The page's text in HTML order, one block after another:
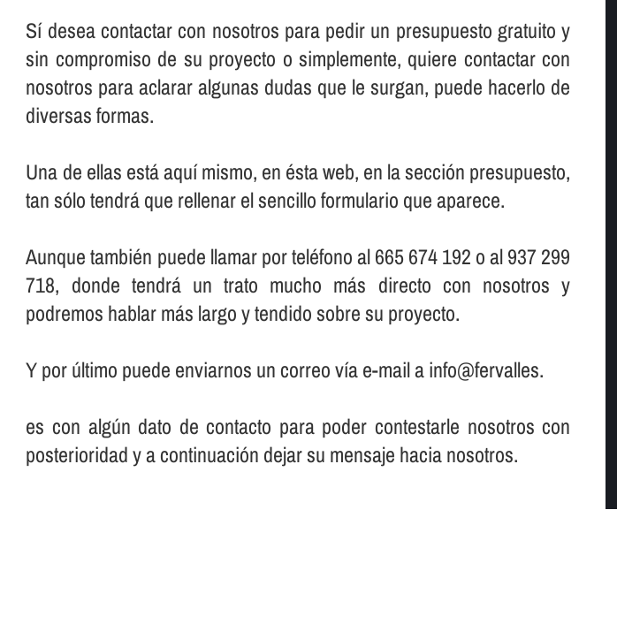
Sí­ desea contactar con nosotros para pedir un presupuesto gratuito y
sin compromiso de su proyecto o simplemente, quiere contactar con
nosotros para aclarar algunas dudas que le surgan, puede hacerlo de
diversas formas.
Una de ellas está aquí­ mismo, en ésta web, en la sección presupuesto,
tan sólo tendrá que rellenar el sencillo formulario que aparece.
Aunque también puede llamar por teléfono al 665 674 192 o al 937 299
718, donde tendrá un trato mucho más directo con nosotros y
podremos hablar más largo y tendido sobre su proyecto.
Y por último puede enviarnos un correo ví­a e-mail a info@fervalles.
es con algún dato de contacto para poder contestarle nosotros con
posterioridad y a continuación dejar su mensaje hacia nosotros.